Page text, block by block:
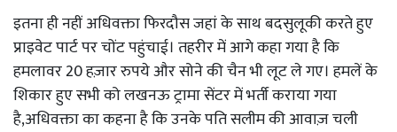
इतना ही नहीं अधिवक्ता फिरदौस जहां के साथ बदसुलूकी करते हुए
प्राइवेट पार्ट पर चोंट पहुंचाई। तहरीर में आगे कहा गया है कि
हमलावर 20 हज़ार रुपये और सोने की चैन भी लूट ले गए। हमलें के
शिकार हुए सभी को लखनऊ ट्रामा सेंटर में भर्ती कराया गया
है,अधिवक्ता का कहना है कि उनके पति सलीम की आवाज़ चली